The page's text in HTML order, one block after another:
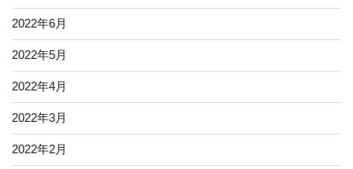
2022年6月
2022年5月
2022年4月
2022年3月
2022年2月